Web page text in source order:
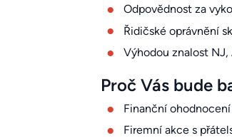
Odpovědnost za
Řidičské oprávnění
Výhodou znalost NJ,
Proč Vás bude
Finanční ohodnocení
Firemní akce s